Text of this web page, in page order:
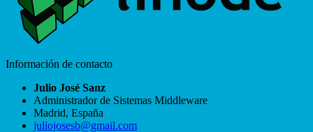
Información de contacto
Julio José Sanz
Administrador de Sistemas Middleware
Madrid, España
juliojosesb@gmail.com